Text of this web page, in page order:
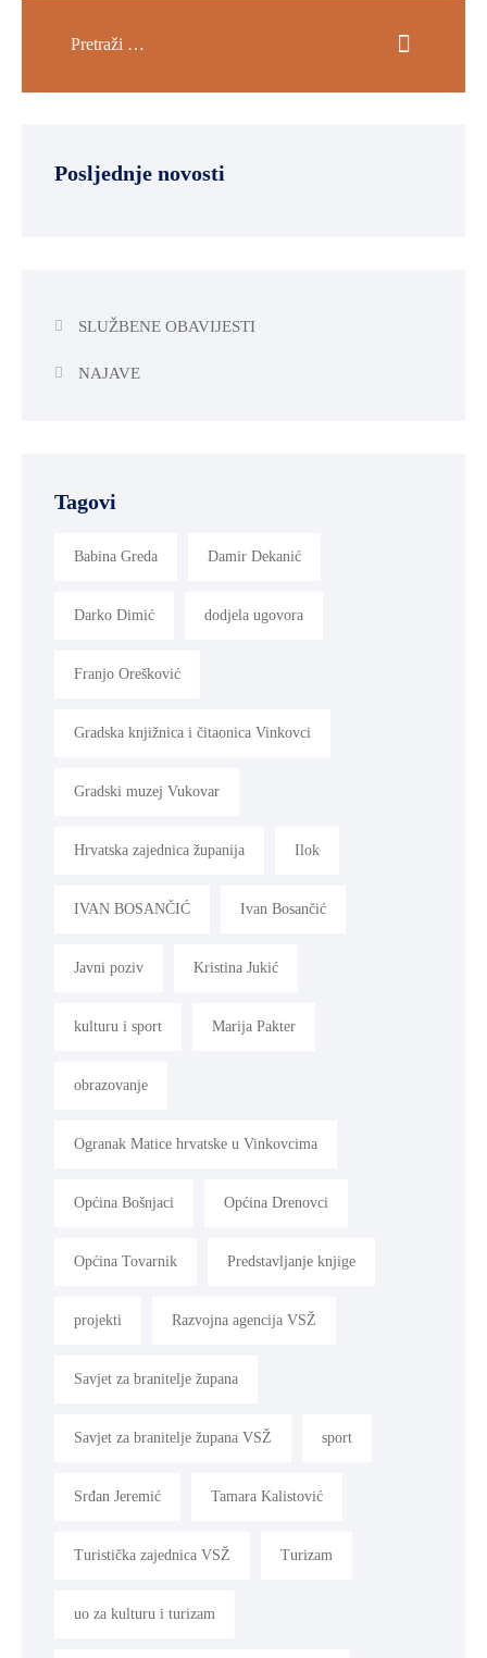
Posljednje novosti
SLUŽBENE OBAVIJESTI
NAJAVE
Tagovi
Babina Greda Damir Dekanić
Darko Dimić dodjela ugovora
Franjo Orešković
Gradska knjižnica i čitaonica Vinkovci
Gradski muzej Vukovar
Hrvatska zajednica županija Ilok
IVAN BOSANČIĆ Ivan Bosančić
Javni poziv Kristina Jukić
kulturu i sport Marija Pakter
obrazovanje
Ogranak Matice hrvatske u Vinkovcima
Općina Bošnjaci Općina Drenovci
Općina Tovarnik Predstavljanje knjige
projekti Razvojna agencija VSŽ
Savjet za branitelje župana
Savjet za branitelje župana VSŽ sport
Srđan Jeremić Tamara Kalistović
Turistička zajednica VSŽ Turizam
uo za kulturu i turizam